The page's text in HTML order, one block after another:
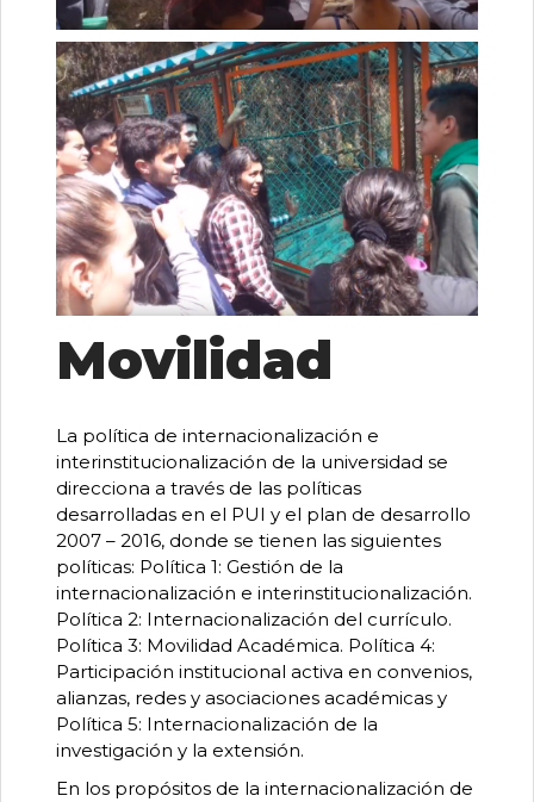
Movilidad
La política de internacionalización e
interinstitucionalización de la universidad se
direcciona a través de las políticas
desarrolladas en el PUI y el plan de desarrollo
2007 – 2016, donde se tienen las siguientes
políticas: Política 1: Gestión de la
internacionalización e interinstitucionalización.
Política 2: Internacionalización del currículo.
Política 3: Movilidad Académica. Política 4:
Participación institucional activa en convenios,
alianzas, redes y asociaciones académicas y
Política 5: Internacionalización de la
investigación y la extensión.
En los propósitos de la internacionalización de